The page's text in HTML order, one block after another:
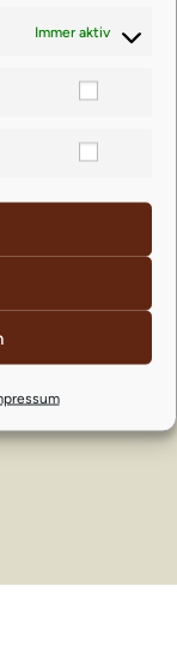
Immer aktiv